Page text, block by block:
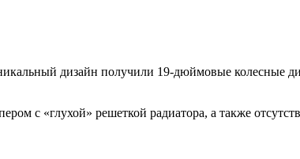
дизайн получили 19-дюймовые колесные
с «глухой» решеткой радиатора, а также